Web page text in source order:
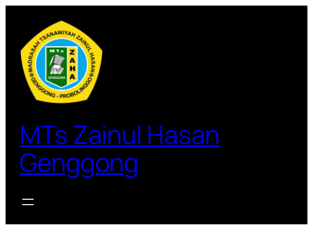
konten
MTs Zainul Hasan
Genggong